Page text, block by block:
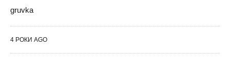
gruvka
4 РОКИ AGO